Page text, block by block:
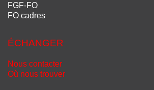
FGF-FO
FO cadres
ÉCHANGER
Nous contacter
Où nous trouver